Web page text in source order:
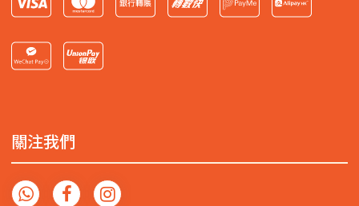
關注我們